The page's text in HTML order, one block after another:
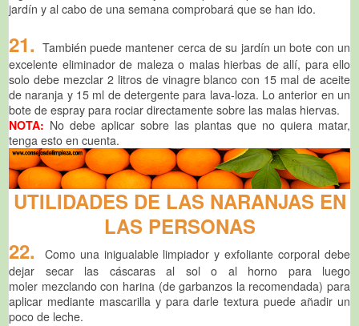
jardín y al cabo de una semana comprobará que se han ido.
21. También puede mantener cerca de su jardín un bote con un
excelente eliminador de maleza o malas hierbas de allí, para ello
solo debe mezclar 2 litros de vinagre blanco con 15 mal de aceite
de naranja y 15 ml de detergente para lava-loza. Lo anterior en un
bote de espray para rociar directamente sobre las malas hiervas.
NOTA: No debe aplicar sobre las plantas que no quiera matar,
tenga esto en cuenta.
UTILIDADES DE LAS NARANJAS EN
LAS PERSONAS
22.
Como una inigualable limpiador y exfoliante corporal debe
dejar secar las cáscaras al sol o al horno para luego
moler mezclando con harina (de garbanzos la recomendada) para
aplicar mediante mascarilla y para darle textura puede añadir un
poco de leche.